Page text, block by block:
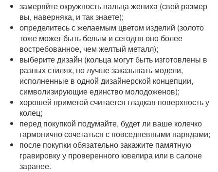
замеряйте окружность пальца жениха (свой размер
вы, наверняка, и так знаете);
определитесь с желаемым цветом изделий (золото
тоже может быть белым и сегодня оно более
востребованное, чем желтый металл);
выберите дизайн (кольца могут быть изготовлены в
разных стилях, но лучше заказывать модели,
исполненные в одной дизайнерской концепции,
символизирующие единство молодоженов);
хорошей приметой считается гладкая поверхность у
колец;
перед покупкой подумайте, будет ли ваше колечко
гармонично сочетаться с повседневными нарядами;
после покупки обязательно закажите памятную
гравировку у проверенного ювелира или в салоне
заранее.